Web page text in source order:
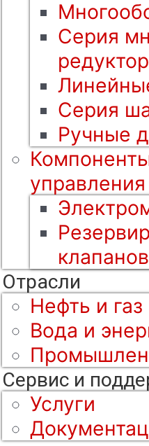
Серия
Серия
Ручные
клапанов
Отрасли
Нефть и газ
Вода и
Сервис и
Услуги